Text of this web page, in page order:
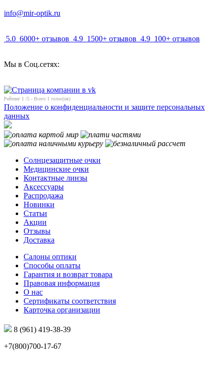
info@mir-optik.ru
5.0 6000+ отзывов 4.9 1500+ отзывов 4.9 100+ отзывов
Мы в Соц.сетях:
Рейтинг 1 /5 - Всего 1 голос(ов)
Положение о конфиденциальности и защите персональных
данных
Солнцезащитные очки
Медицинские очки
Контактные линзы
Аксессуары
Распродажа
Новинки
Статьи
Акции
Отзывы
Доставка
Салоны оптики
Способы оплаты
Гарантия и возврат товара
Правовая информация
О нас
Сертификаты соответствия
Карточка организации
8 (961) 419-38-39
+7(800)700-17-67